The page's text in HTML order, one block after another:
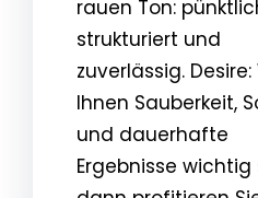
rauen Ton:
strukturiert und
zuverlässig.
Ihnen Sauberkeit,
und dauerhafte
Ergebnisse wichtig